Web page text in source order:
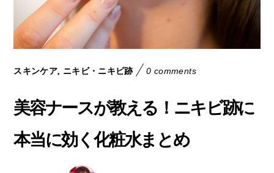
スキンケア, ニキビ・ニキビ跡 0 comments
美容ナースが教える！ニキビ跡に
本当に効く化粧水まとめ